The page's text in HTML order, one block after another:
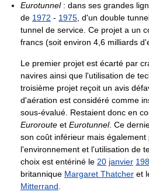
Eurotunnel: dans ses grandes
de 1972 - 1975 , d'un double
tunnel de service. Ce projet a un
francs (soit environ 4,6 milliards
Le premier projet est écarté par
navires ainsi que l'utilisation de
troisième projet reçoit un avis
d'aération est considéré comme
sous-évalué. Restaient donc en
Euroroute et Eurotunnel. Ce
son coût inférieur mais
l'environnement et l'utilisation de
choix est entériné le 20 janvier
britannique Margaret Thatcher et
Mitterrand